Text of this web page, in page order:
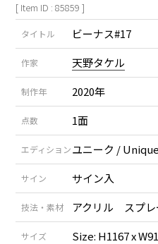
[ Item ID : 85859 ]
タイトル ビーナス#17
作家 天野タケル
制作年 2020年
点数 1面
エディションユニーク / Unique
サイン サイン入
技法・素材 アクリル スプ
サイズ Size: H1167 x